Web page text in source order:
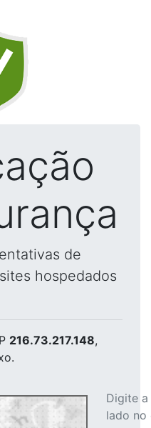
de
hospedados
216.73.217.148,
Digite
lado no